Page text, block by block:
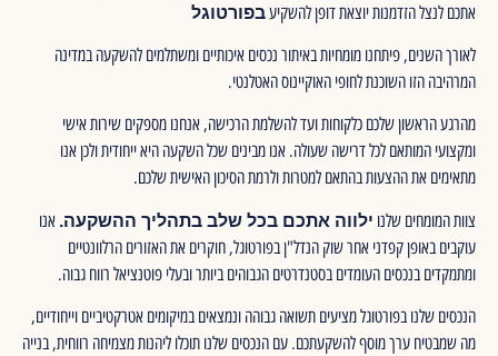
אתכם לנצל הזדמנות יוצאת דופן להשקיעבפורטוגל
לאורך השנים, פיתחנו מומחיות באיתור נכסים איכותיים ומשתלמים להשקעה במדינה
המרהיבה הזו השוכנת לחופי האוקיינוס האטלנטי.
מהרגע הראשון שלכם כלקוחות ועד להשלמת הרכישה, אנחנו מספקים שירות אישי
ומקצועי המותאם לכל דרישה שעולה. אנו מבינים שכל השקעה היא ייחודית ולכן אנו
מתאימים את ההצעות בהתאם למטרות ולרמת הסיכון האישית שלכם.
צוות המומחים שלנו ילווה אתכם בכל שלב בתהליך ההשקעה. אנו
עוקבים באופן קפדני אחר שוק הנדל"ן בפורטוגל, חוקרים את האזורים הרלוונטיים
ומתמקדים בנכסים העומדים בסטנדרטים הגבוהים ביותר ובעלי פוטנציאל רווח גבוה.
הנכסים שלנו בפורטוגל מציעים תשואה גבוהה ונמצאים במיקומים אטרקטיביים וייחודיים,
מה שמבטיח ערך מוסף להשקעתכם. עם הנכסים שלנו תוכלו ליהנות מצמיחה רווחית, בנייה